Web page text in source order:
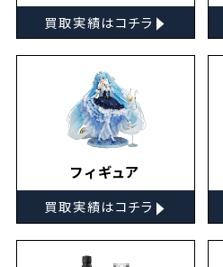
買取実績はコチラ ▸
フィギュア
買取実績はコチラ ▸